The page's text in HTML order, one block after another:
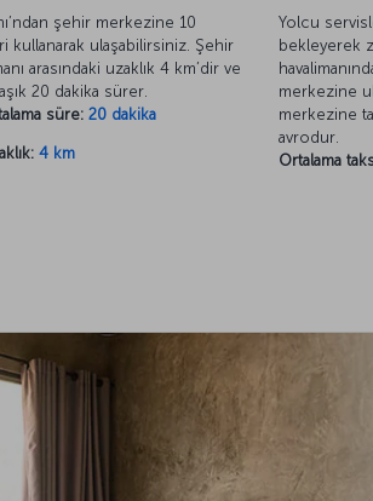
şehir merkezine 10
kullanarak ulaşabilirsiniz. Şehir
arasındaki uzaklık 4 km’dir ve
20 dakika sürer.
süre: 20 dakika
4 km
Yolcu
bekleyerek
merkezine
merkezine
avrodur.
Ortalama